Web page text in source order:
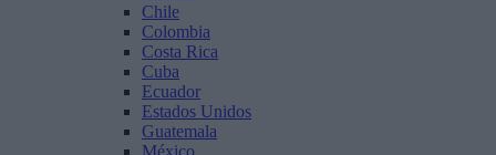
Chile
Colombia
Costa Rica
Cuba
Ecuador
Estados Unidos
Guatemala
México